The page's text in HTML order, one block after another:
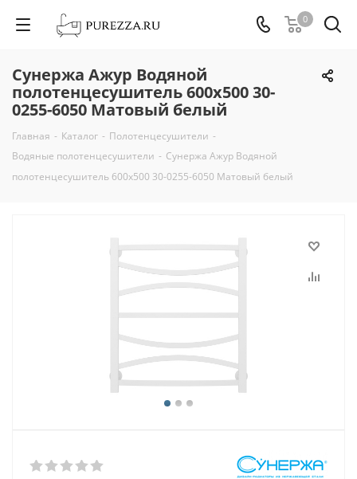
0
Сунержа Ажур Водяной
полотенцесушитель 600х500 30-
0255-6050 Матовый белый
Главная - Каталог - Полотенцесушители -
Водяные полотенцесушители - Сунержа Ажур Водяной
полотенцесушитель 600х500 30-0255-6050 Матовый белый